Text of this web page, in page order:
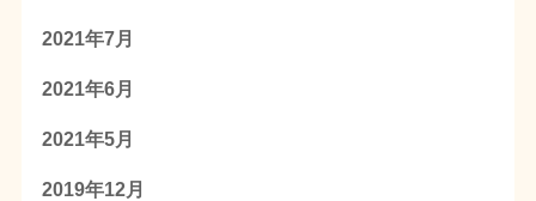
2021年7月
2021年6月
2021年5月
2019年12月